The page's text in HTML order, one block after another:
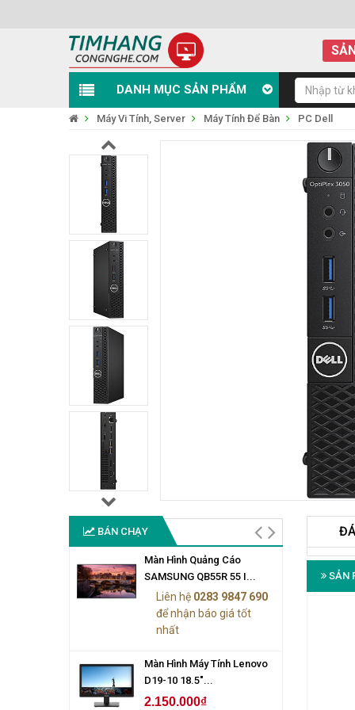
DANH MỤC SẢN PHẨM
Máy Vi Tính, Server Máy Tính Để Bàn PC Dell
BÁN CHẠY
Màn Hình Quảng Cáo
SAMSUNG QB55R 55 I...
Liên hệ 0283 9847 690
để nhận báo giá tốt
nhất
Màn Hình Máy Tính Lenovo
D19-10 18.5"...
2.150.000₫
SẢN